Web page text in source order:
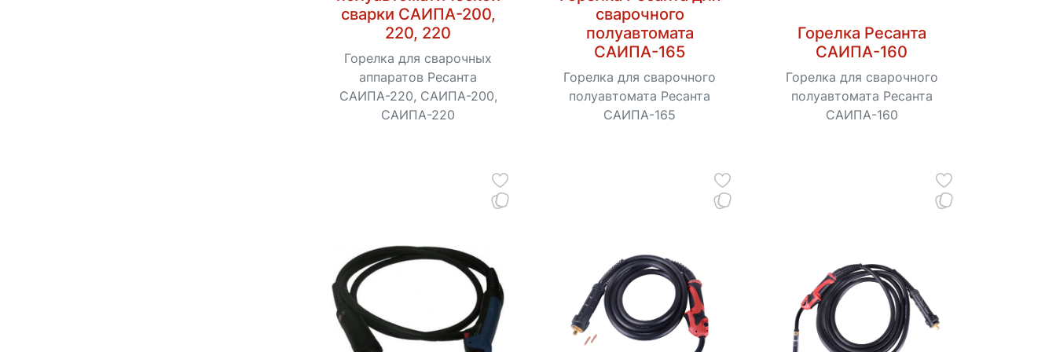
сварки САИПА-200,
220, 220
Горелка для сварочных
аппаратов Ресанта
САИПА-220, САИПА-200​,
САИПА-220
сварочного
полуавтомата
САИПА-165
Горелка для сварочного
полуавтомата Ресанта
САИПА-165
Горелка Ресанта
САИПА-160
Горелка для сварочного
полуавтомата Ресанта
САИПА-160